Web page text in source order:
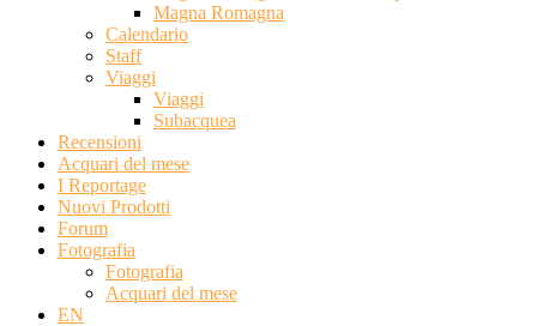
Magna Romagna
Calendario
Staff
Viaggi
Viaggi
Subacquea
Recensioni
Acquari del mese
I Reportage
Nuovi Prodotti
Forum
Fotografia
Fotografia
Acquari del mese
EN